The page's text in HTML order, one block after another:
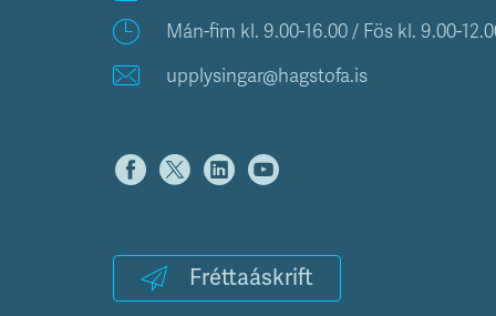
Mán-fim kl. 9.00-16.00 / Fös kl. 9.00-
upplysingar@hagstofa.is
Fréttaáskrift